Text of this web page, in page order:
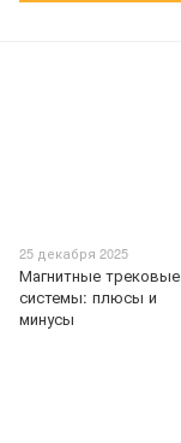
25 декабря 2025
Магнитные трековые
системы: плюсы и
минусы